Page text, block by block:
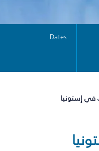
Dates
في إستونيا